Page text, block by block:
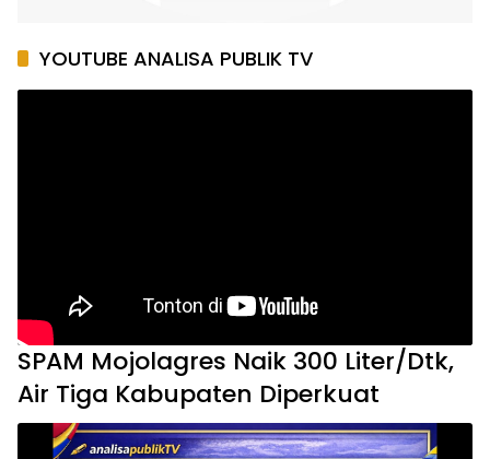
YOUTUBE ANALISA PUBLIK TV
SPAM Mojolagres Naik 300 Liter/Dtk,
Air Tiga Kabupaten Diperkuat